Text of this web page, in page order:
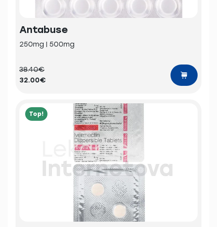
Antabuse
250mg | 500mg
38.40€
32.00€
Top!